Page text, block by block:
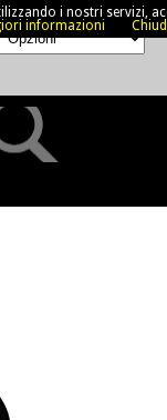
i nostri servizi,
informazioni